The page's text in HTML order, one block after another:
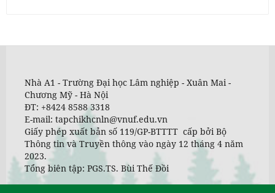
Nhà A1 - Trường Đại học Lâm nghiệp - Xuân Mai -
Chương Mỹ - Hà Nội
ĐT: +8424 8588 3318
E-mail: tapchikhcnln@vnuf.edu.vn
Giấy phép xuất bản số 119/GP-BTTTT cấp bởi Bộ
Thông tin và Truyền thông vào ngày 12 tháng 4 năm
2023.
Tổng biên tập: PGS.TS. Bùi Thế Đồi